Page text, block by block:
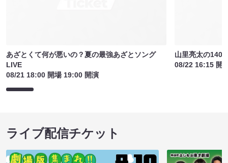
あざとくて何が悪いの？夏の最強あざとソング
LIVE
08/21 18:00 開場 19:00 開演
山里亮太の140
08/22 16:15 開
ライブ配信チケット